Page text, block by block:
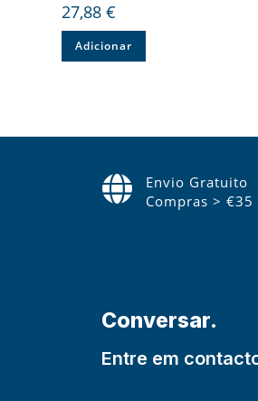
27,88€
Adicionar
Envio Gratuito
Compras > €35
Conversar.
Entre em